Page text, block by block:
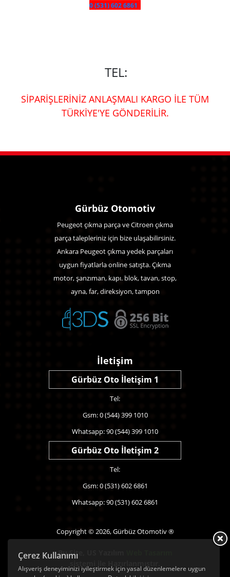
0 (531) 602 6861
TEL:
SİPARİŞLERİNİZ ANLAŞMALI KARGO İLE TÜM
TÜRKİYE'YE GÖNDERİLİR.
Çerez Kullanımı
Alışveriş deneyiminizi iyileştirmek için yasal düzenlemelere uygun
Gürbüz Otomotiv
Peugeot çıkma parça ve Citroen çıkma
parça talepleriniz için bize ulaşabilirsiniz.
Ankara Peugeot çıkma yedek parçaları
uygun fiyatlarla online satışta. Çıkma
motor, şanzıman, kapı. blok, tavan, stop,
ayna, far, direksiyon, tampon
İletişim
Gürbüz Oto İletişim 1
Tel:
Gsm: 0 (544) 399 1010
Whatsapp: 90 (544) 399 1010
Gürbüz Oto İletişim 2
Tel:
Gsm: 0 (531) 602 6861
Whatsapp: 90 (531) 602 6861
Copyright © 2026, Gürbüz Otomotiv ®
Bu Site,